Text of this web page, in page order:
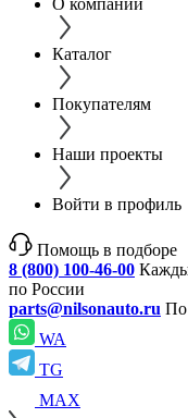
О компании
Каталог
Покупателям
Наши проекты
Войти в профиль
Помощь в подборе
8 (800) 100-46-00
по России
parts@nilsonauto.ru По
WA
TG
MAX